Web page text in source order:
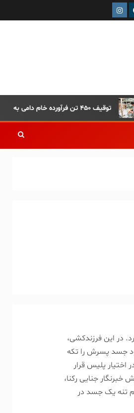
خام دامی به دلیل رعایت نکردن ضوابط بهداشتی
در این فرزندکشی،
جسد پسرش را تکه
اختیار پلیس قرار
جنایی رکنا،
در جریان پیدا شدن نیم تنه یک جسد در